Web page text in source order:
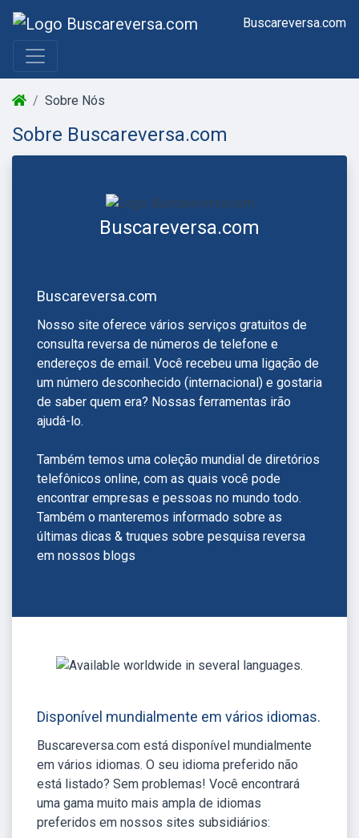
Buscareversa.com
Sobre Nós
Sobre Buscareversa.com
Buscareversa.com
Buscareversa.com
Nosso site oferece vários serviços gratuitos de
consulta reversa de números de telefone e
endereços de email. Você recebeu uma ligação de
um número desconhecido (internacional) e gostaria
de saber quem era? Nossas ferramentas irão
ajudá-lo.
Também temos uma coleção mundial de diretórios
telefônicos online, com as quais você pode
encontrar empresas e pessoas no mundo todo.
Também o manteremos informado sobre as
últimas dicas & truques sobre pesquisa reversa
em nossos blogs
Disponível mundialmente em vários idiomas.
Buscareversa.com está disponível mundialmente
em vários idiomas. O seu idioma preferido não
está listado? Sem problemas! Você encontrará
uma gama muito mais ampla de idiomas
preferidos em nossos sites subsidiários: